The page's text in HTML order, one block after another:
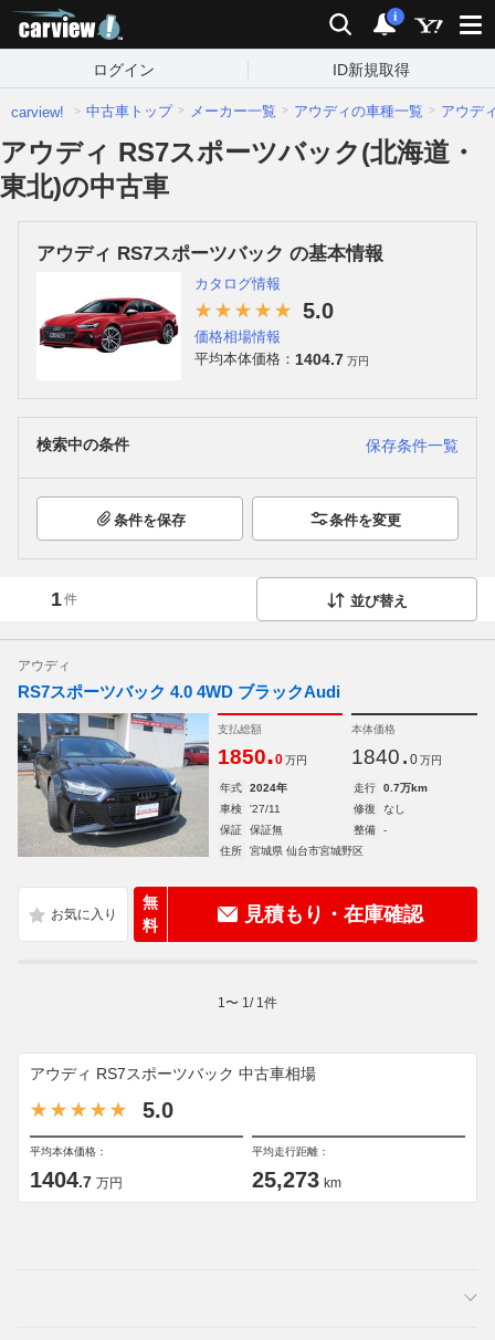
検索 通知
i
ログイン ID新規取得
carview! 中古車トップ メーカー一覧 アウディの車種一覧 アウデ
アウディ RS7スポーツバック(北海道・
東北)の中古車
アウディ RS7スポーツバック の基本情報
カタログ情報
5.0
価格相場情報
平均本体価格： 1404.7 万円
検索中の条件 保存条件一覧
条件を保存 条件を変更
1件 並び替え
アウディ
RS7スポーツバック 4.0 4WD ブラックAudi
支払総額
1850.0 万円
本体価格
1840. 0 万円
年式 2024年 走行
0.7万km
車検
'27/11 修復
なし
保証
保証無 整備
-
住所
宮城県 仙台市宮城野区
無
料
見積もり・在庫確認
1 〜 1 / 1 件
アウディ RS7スポーツバック 中古車相場
5.0
平均本体価格：
1404.7 万円
平均走行距離：
25,273 km